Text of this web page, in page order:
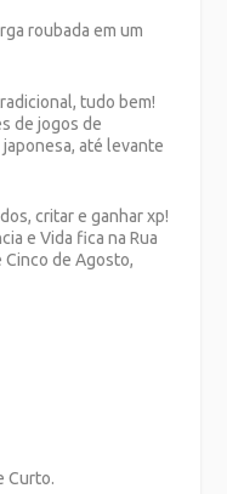
roubada em um
tudo bem!
de jogos de
até levante
critar e ganhar xp!
e Vida fica na Rua
Cinco de Agosto,
Curto.